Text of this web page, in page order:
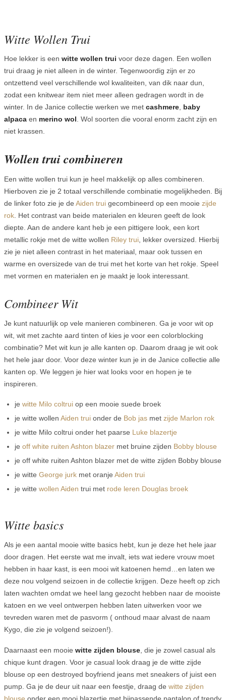
Witte Wollen Trui
Hoe lekker is een witte wollen trui voor deze dagen. Een wollen
trui draag je niet alleen in de winter. Tegenwoordig zijn er zo
ontzettend veel verschillende wol kwaliteiten, van dik naar dun,
zodat een knitwear item niet meer alleen gedragen wordt in de
winter. In de Janice collectie werken we met cashmere, baby
alpaca en merino wol. Wol soorten die vooral enorm zacht zijn en
niet krassen.
Wollen trui combineren
Een witte wollen trui kun je heel makkelijk op alles combineren.
Hierboven zie je 2 totaal verschillende combinatie mogelijkheden. Bij
de linker foto zie je de Aiden trui gecombineerd op een mooie zijde
rok . Het contrast van beide materialen en kleuren geeft de look
diepte. Aan de andere kant heb je een pittigere look, een kort
metallic rokje met de witte wollen Riley trui , lekker oversized. Hierbij
zie je niet alleen contrast in het materiaal, maar ook tussen en
warme en oversizede van de trui met het korte van het rokje. Speel
met vormen en materialen en je maakt je look interessant.
Combineer Wit
Je kunt natuurlijk op vele manieren combineren. Ga je voor wit op
wit, wit met zachte aard tinten of kies je voor een colorblocking
combinatie? Met wit kun je alle kanten op. Daarom draag je wit ook
het hele jaar door. Voor deze winter kun je in de Janice collectie alle
kanten op. We leggen je hier wat looks voor en hopen je te
inspireren.
je witte Milo coltruiop een mooie suede broek
je witte wollen Aiden truionder de Bob jasmet zijde Marlon rok
je witte Milo coltrui onder het paarse Luke blazertje
je off white ruiten Ashton blazermet bruine zijden Bobby blouse
je off white ruiten Ashton blazer met de witte zijden Bobby blouse
je witte George jurkmet oranje Aiden trui
je witte wollen Aiden trui met rode leren Douglas broek
Witte basics
Als je een aantal mooie witte basics hebt, kun je deze het hele jaar
door dragen. Het eerste wat me invalt, iets wat iedere vrouw moet
hebben in haar kast, is een mooi wit katoenen hemd…en laten we
deze nou volgend seizoen in de collectie krijgen. Deze heeft op zich
laten wachten omdat we heel lang gezocht hebben naar de mooiste
katoen en we veel ontwerpen hebben laten uitwerken voor we
tevreden waren met de pasvorm ( onthoud maar alvast de naam
Kygo, die zie je volgend seizoen!).
Daarnaast een mooie witte zijden blouse , die je zowel casual als
chique kunt dragen. Voor je casual look draag je de witte zijde
blouse op een destroyed boyfriend jeans met sneakers of juist een
pump. Ga je de deur uit naar een feestje, draag de witte zijden
blouse onder een mooi blazertje met bijpassende pantalon of trendy